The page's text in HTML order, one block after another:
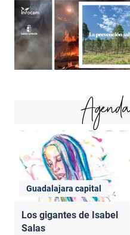
Guadalajara capital
Los gigantes de Isabel
Salas